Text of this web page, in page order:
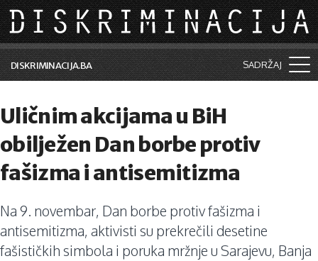
Skip to main content
DISKRIMINACIJA.BA SADRŽAJ
Vijesti i događaji
Aktuelne teme
Kolumne
Lične priče
Saradnja sa medijima
Uličnim akcijama u BiH
obilježen Dan borbe protiv
fašizma i antisemitizma
Na 9. novembar, Dan borbe protiv fašizma i
antisemitizma, aktivisti su prekrečili desetine
fašističkih simbola i poruka mržnje u Sarajevu, Banja